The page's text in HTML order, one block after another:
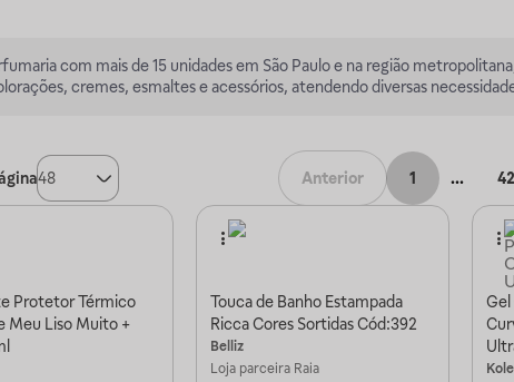
com mais de 15 unidades em São Paulo e na região
cremes, esmaltes e acessórios, atendendo diversas
48 Anterior 1 ... 42
Protetor Térmico
Meu Liso Muito +
Touca de Banho Estampada
Ricca Cores Sortidas Cód:392
Belliz
Loja parceira Raia
Gel